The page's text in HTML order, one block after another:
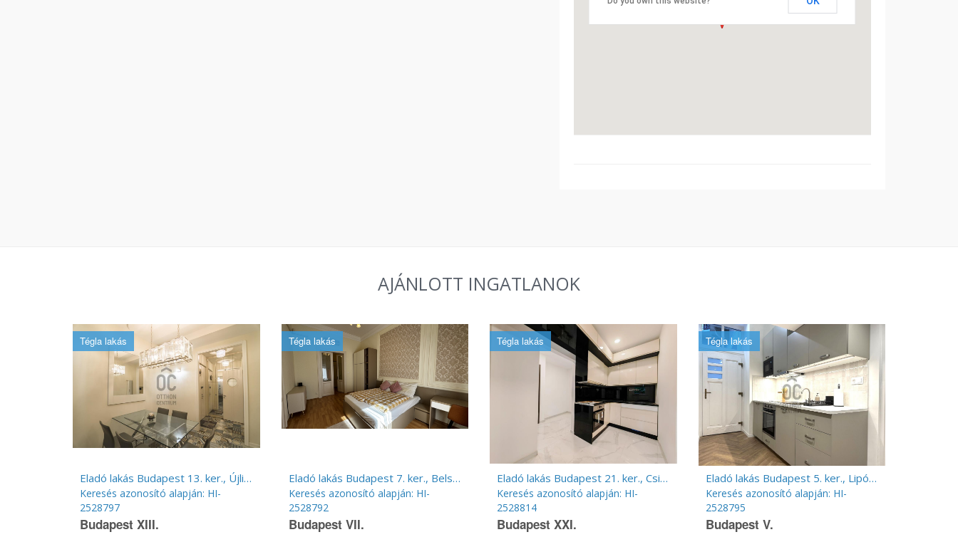
AJÁNLOTT INGATLANOK
Tégla lakás
Eladó lakás Budapest 13. ker., Újlipótváros
Keresés azonosító alapján: HI-
2528797
Budapest XIII.
Tégla lakás
Eladó lakás Budapest 7. ker., Belső Erzsébetváros
Keresés azonosító alapján: HI-
2528792
Budapest VII.
Tégla lakás
Eladó lakás Budapest 21. ker., Csillagtelep
Keresés azonosító alapján: HI-
2528814
Budapest XXI.
Tégla lakás
Eladó lakás Budapest 5. ker., Lipótváros
Keresés azonosító alapján: HI-
2528795
Budapest V.